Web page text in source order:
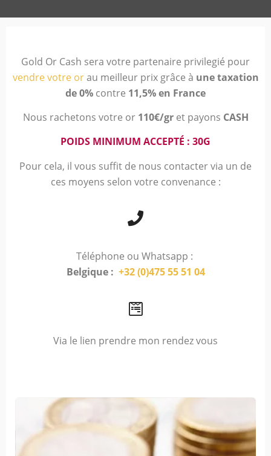
Gold Or Cash sera votre partenaire privilegié pour
vendre votre orau meilleur prix grâce à une taxation
de 0% contre 11,5% en France
Nous rachetons votre or 110€/gr et payons CASH
POIDS MINIMUM ACCEPTÉ : 30G
Pour cela, il vous suffit de nous contacter via un de
ces moyens selon votre convenance :
Téléphone ou Whatsapp :
Belgique : +32 (0)475 55 51 04
Via le lien prendre mon rendez vous